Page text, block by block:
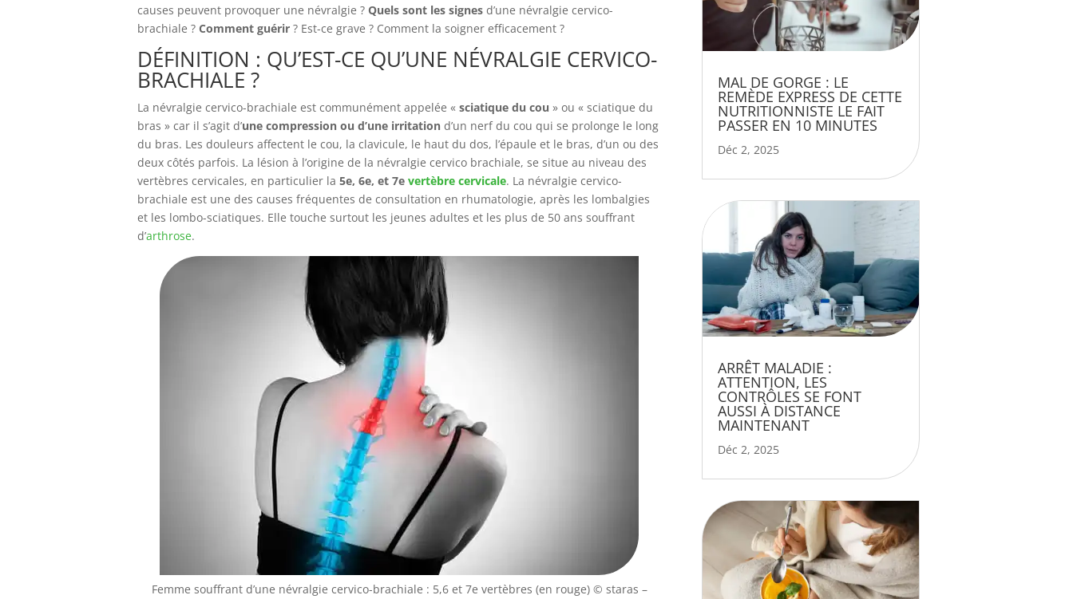
causes peuvent provoquer une névralgie ? Quels sont les signes d’une névralgie cervico-
brachiale ? Comment guérir ? Est-ce grave ? Comment la soigner efficacement ?
DÉFINITION : QU’EST-CE QU’UNE NÉVRALGIE CERVICO-
BRACHIALE ?
La névralgie cervico-brachiale est communément appelée « sciatique du cou » ou « sciatique du
bras » car il s’agit d’une compression ou d’une irritation d’un nerf du cou qui se prolonge le long
du bras. Les douleurs affectent le cou, la clavicule, le haut du dos, l’épaule et le bras, d’un ou des
deux côtés parfois. La lésion à l’origine de la névralgie cervico brachiale, se situe au niveau des
vertèbres cervicales, en particulier la 5e, 6e, et 7e vertèbre cervicale. La névralgie cervico-
brachiale est une des causes fréquentes de consultation en rhumatologie, après les lombalgies
et les lombo-sciatiques. Elle touche surtout les jeunes adultes et les plus de 50 ans souffrant
d’arthrose.
Femme souffrant d’une névralgie cervico-brachiale : 5,6 et 7e vertèbres (en rouge) © staras –
MAL DE GORGE : LE
REMÈDE EXPRESS DE CETTE
NUTRITIONNISTE LE FAIT
PASSER EN 10 MINUTES
Déc 2, 2025
ARRÊT MALADIE :
ATTENTION, LES
CONTRÔLES SE FONT
AUSSI À DISTANCE
MAINTENANT
Déc 2, 2025